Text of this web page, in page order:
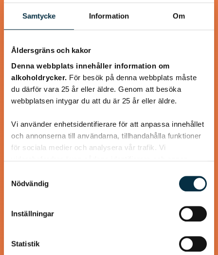
Samtycke Information Om
Åldersgräns och kakor
Denna webbplats innehåller information om
alkoholdrycker. För besök på denna webbplats måste
du därför vara 25 år eller äldre. Genom att besöka
webbplatsen intygar du att du är 25 år eller äldre.
Vi använder enhetsidentifierare för att anpassa innehållet
och annonserna till användarna, tillhandahålla funktioner
för sociala medier och analysera vår trafik. Vi
annons- och analysföretag som vi samarbetar med.
Dessa kan i sin tur kombinera informationen med annan
information som du har tillhandahållit eller som de har
samlat in när du har använt deras tjänster.
Nödvändig
Inställningar
Statistik
En längtan till Turkisk mat